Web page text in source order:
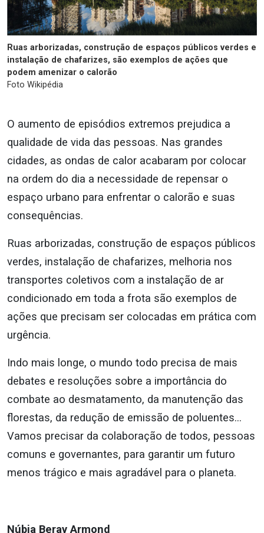
Ruas arborizadas, construção de espaços públicos verdes e
instalação de chafarizes, são exemplos de ações que
podem amenizar o calorão
Foto Wikipédia
O aumento de episódios extremos prejudica a
qualidade de vida das pessoas. Nas grandes
cidades, as ondas de calor acabaram por colocar
na ordem do dia a necessidade de repensar o
espaço urbano para enfrentar o calorão e suas
consequências.
Ruas arborizadas, construção de espaços públicos
verdes, instalação de chafarizes, melhoria nos
transportes coletivos com a instalação de ar
condicionado em toda a frota são exemplos de
ações que precisam ser colocadas em prática com
urgência.
Indo mais longe, o mundo todo precisa de mais
debates e resoluções sobre a importância do
combate ao desmatamento, da manutenção das
florestas, da redução de emissão de poluentes…
Vamos precisar da colaboração de todos, pessoas
comuns e governantes, para garantir um futuro
menos trágico e mais agradável para o planeta.
Núbia Beray Armond